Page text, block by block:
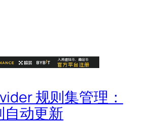
规则集管理：
动更新